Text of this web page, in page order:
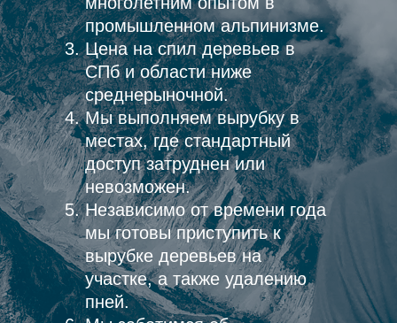
промышленном альпинизме.
Цена на спил деревьев в
СПб и области ниже
среднерыночной.
Мы выполняем вырубку в
местах, где стандартный
доступ затруднен или
невозможен.
Независимо от времени года
мы готовы приступить к
вырубке деревьев на
участке, а также удалению
пней.